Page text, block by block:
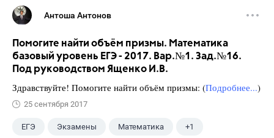
Антоша Антонов
Помогите найти объём призмы. Математика
базовый уровень ЕГЭ - 2017. Вар.№1. Зад.№16.
Под руководством Ященко И.В.
Здравствуйте! Помогите найти объём призмы: (Подробнее...)
25 сентября 2017
ЕГЭ Экзамены Математика +1